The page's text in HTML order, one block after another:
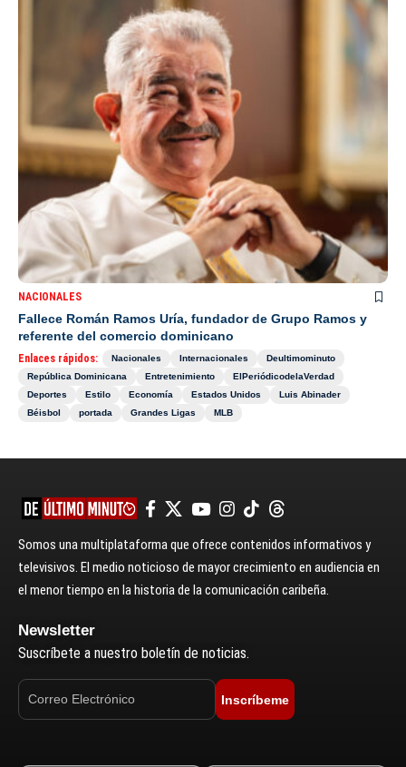
NACIONALES
Fallece Román Ramos Uría, fundador de Grupo Ramos y
referente del comercio dominicano
Enlaces rápidos: Nacionales Internacionales
Deultimominuto
República Dominicana
Entretenimiento
ElPeriódicodelaVerdad
Deportes
Estilo Economía Estados Unidos
Luis Abinader
Béisbol
portada Grandes Ligas MLB
Somos una multiplataforma que ofrece contenidos informativos y
televisivos. El medio noticioso de mayor crecimiento en audiencia en
el menor tiempo en la historia de la comunicación caribeña.
Newsletter
Suscríbete a nuestro boletín de noticias.
Inscríbeme